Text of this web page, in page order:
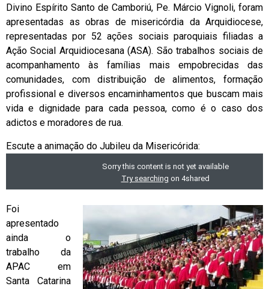
Divino Espírito Santo de Camboriú, Pe. Márcio Vignoli, foram
apresentadas as obras de misericórdia da Arquidiocese,
representadas por 52 ações sociais paroquiais filiadas a
Ação Social Arquidiocesana (ASA). São trabalhos sociais de
acompanhamento às famílias mais empobrecidas das
comunidades, com distribuição de alimentos, formação
profissional e diversos encaminhamentos que buscam mais
vida e dignidade para cada pessoa, como é o caso dos
adictos e moradores de rua.
Escute a animação do Jubileu da Misericórida:
Foi
apresentado
ainda o
trabalho da
APAC em
Santa Catarina